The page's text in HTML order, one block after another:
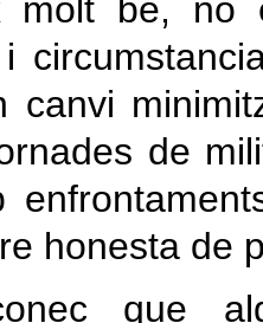
molt bé, no
canvi
de
honesta de
que